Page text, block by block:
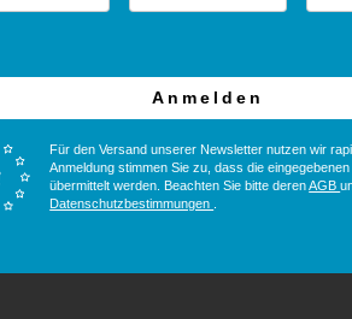
Anmelden
Für den Versand unserer Newsletter nutzen wir
Anmeldung stimmen Sie zu, dass die eingegebenen
übermittelt werden. Beachten Sie bitte derenAGB
Datenschutzbestimmungen